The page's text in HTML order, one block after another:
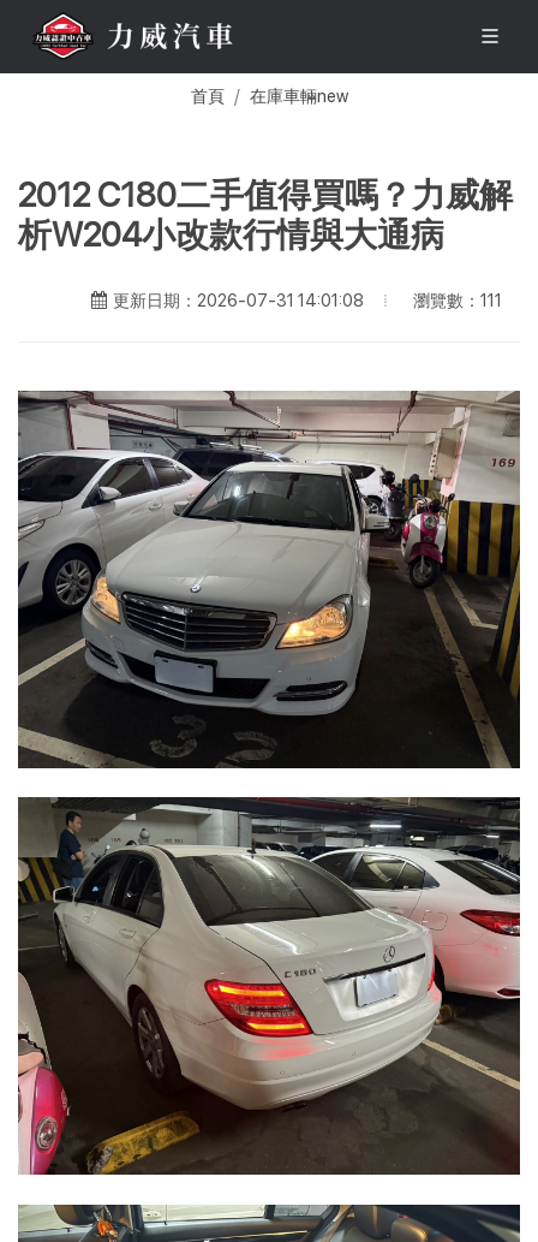
首頁 在庫車輛new
2012 C180二手值得買嗎？力威解
析W204小改款行情與大通病
更新日期：2026-07-31 14:01:08 瀏覽數：111